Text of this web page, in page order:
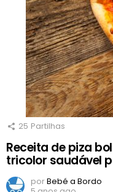
25 Partilhas
Receita de piza
tricolor saudável
porBebé a Bordo